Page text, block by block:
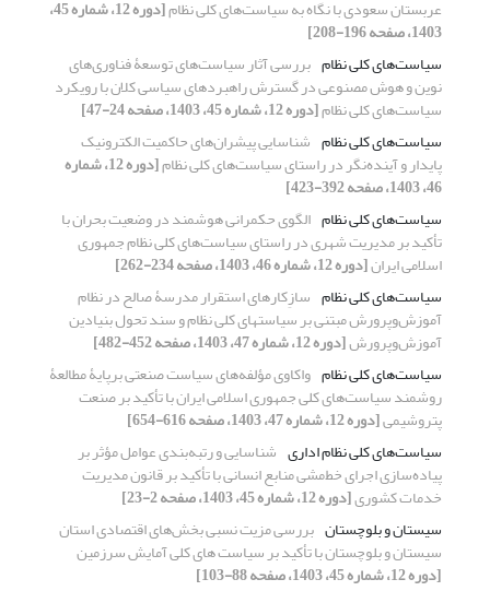
عربستان سعودی با نگاه به سیاست‌های کلی نظام [دوره 12، شماره 45،
1403، صفحه 196-208]
سیاست‌های کلی نظام بررسی آثار سیاست‌‌های توسعۀ‌‌ فناوری‌‌های
نوین و هوش مصنوعی در گسترش راهبردهای سیاسی کلان با رویکرد
سیاست‌‌های کلی نظام[دوره 12، شماره 45، 1403، صفحه 24-47]
سیاست‌های کلی نظام شناسایی پیشران‌های حاکمیت الکترونیک
پایدار و آینده‌نگر در راستای سیاست‌های کلی نظام [دوره 12، شماره
46، 1403، صفحه 392-423]
سیاست‌های کلی نظام الگوی حکمرانی هوشمند در وضعیت بحران با
تأکید بر مدیریت شهری در راستای سیاست‌های کلی نظام جمهوری
اسلامی ایران[دوره 12، شماره 46، 1403، صفحه 234-262]
سیاست‌های کلی نظام سازِکارهای استقرار مدرسۀ صالح در نظام
آموزش‌وپرورش مبتنی بر سیاست‏های کلی نظام و سند تحول بنیادین
آموزش‌وپرورش[دوره 12، شماره 47، 1403، صفحه 452-482]
سیاست‌های کلی نظام واکاوی مؤلفه‌های سیاست‌ صنعتی برپایۀ مطالعۀ
روشمند سیاست‌های کلی جمهوری اسلامی ایران با تأکید بر صنعت
پتروشیمی[دوره 12، شماره 47، 1403، صفحه 616-654]
سیاست‌های کلی نظام اداری شناسایی و رتبه‌بندی عوامل مؤثر بر
پیاده‌سازی اجرای خط‌مشی منابع انسانی با تأکید بر قانون مدیریت
خدمات کشوری[دوره 12، شماره 45، 1403، صفحه 2-23]
سیستان و بلوچستان بررسی مزیت نسبی بخش‌های اقتصادی استان
سیستان و بلوچستان با تأکید بر سیاست های کلی آمایش سرزمین
[دوره 12، شماره 45، 1403، صفحه 88-103]